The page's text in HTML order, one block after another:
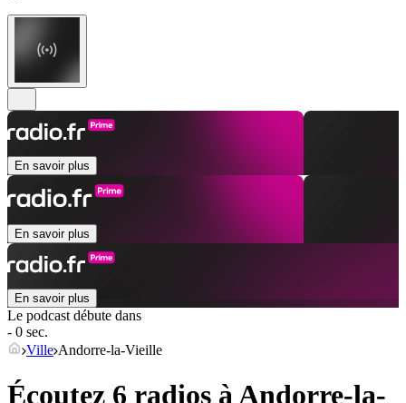
En savoir plus
En savoir plus
En savoir plus
Le podcast débute dans
- 0 sec.
Ville Andorre-la-Vieille
Écoutez 6 radios à Andorre-la-